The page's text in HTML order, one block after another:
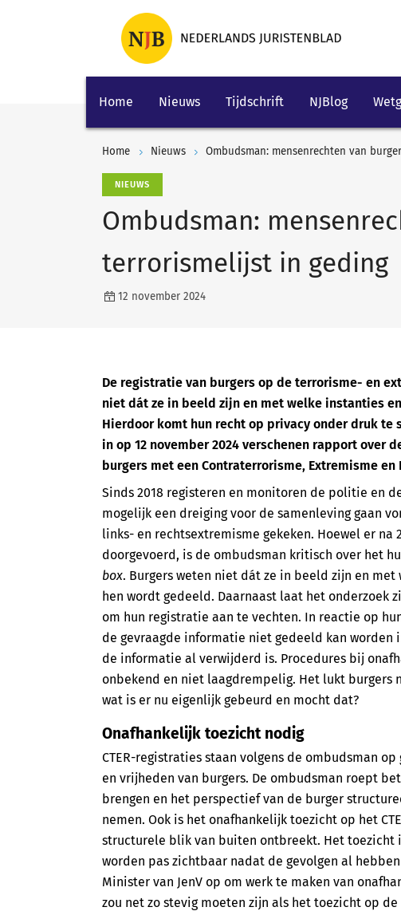
Home Nieuws Tijdschrift NJBlog
Home Nieuws Ombudsman: mensenrechten van
NIEUWS
Ombudsman:
terrorismelijst in geding
12 november 2024
De registratie van burgers op de terrorisme- en
niet dát ze in beeld zijn en met welke instanties
Hierdoor komt hun recht op privacy onder druk
in op 12 november 2024 verschenen rapport over
burgers met een Contraterrorisme, Extremisme
Sinds 2018 registeren en monitoren de politie en
mogelijk een dreiging voor de samenleving gaan
links- en rechtsextremisme gekeken. Hoewel er na
doorgevoerd, is de ombudsman kritisch over het
box. Burgers weten niet dát ze in beeld zijn en
hen wordt gedeeld. Daarnaast laat het onderzoek
om hun registratie aan te vechten. In reactie op
de gevraagde informatie niet gedeeld kan
de informatie al verwijderd is. Procedures bij
onbekend en niet laagdrempelig. Het lukt burgers
wat is er nu eigenlijk gebeurd en mocht dat?
Onafhankelijk toezicht nodig
CTER-registraties staan volgens de ombudsman
en vrijheden van burgers. De ombudsman roept
brengen en het perspectief van de burger
nemen. Ook is het onafhankelijk toezicht op het
structurele blik van buiten ontbreekt. Het toezicht
worden pas zichtbaar nadat de gevolgen al
Minister van JenV op om werk te maken van
zou net zo stevig moeten zijn als het toezicht op